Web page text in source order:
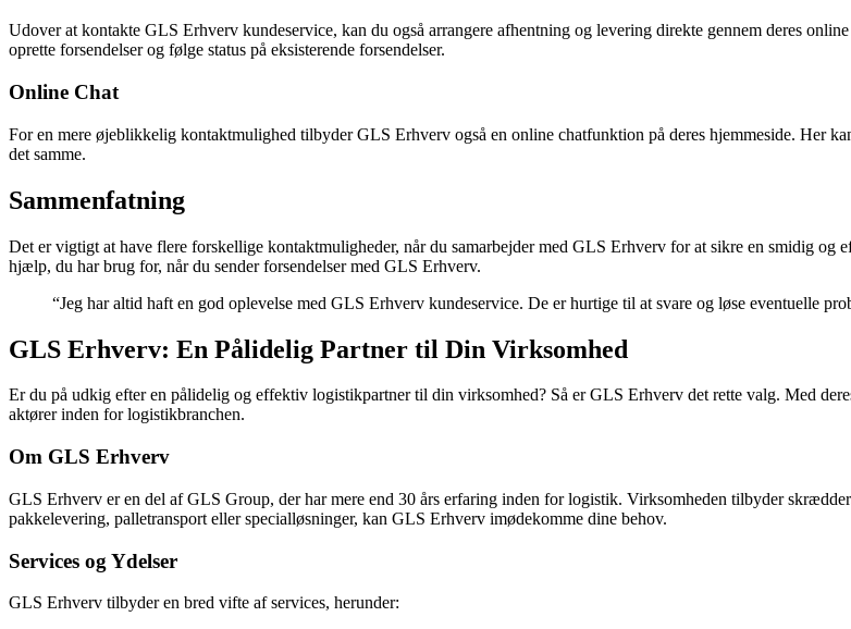
Udover at kontakte GLS Erhverv kundeservice, kan du også arrangere afhentning og levering direkte gennem deres
oprette forsendelser og følge status på eksisterende forsendelser.
Online Chat
For en mere øjeblikkelig kontaktmulighed tilbyder GLS Erhverv også en online chatfunktion på deres hjemmeside. Her
det samme.
Sammenfatning
Det er vigtigt at have flere forskellige kontaktmuligheder, når du samarbejder med GLS Erhverv for at sikre en smidig
hjælp, du har brug for, når du sender forsendelser med GLS Erhverv.
“Jeg har altid haft en god oplevelse med GLS Erhverv kundeservice. De er hurtige til at svare og løse eventuelle
GLS Erhverv: En Pålidelig Partner til Din Virksomhed
Er du på udkig efter en pålidelig og effektiv logistikpartner til din virksomhed? Så er GLS Erhverv det rette valg. Med
aktører inden for logistikbranchen.
Om GLS Erhverv
GLS Erhverv er en del af GLS Group, der har mere end 30 års erfaring inden for logistik. Virksomheden tilbyder
pakkelevering, palletransport eller specialløsninger, kan GLS Erhverv imødekomme dine behov.
Services og Ydelser
GLS Erhverv tilbyder en bred vifte af services, herunder: